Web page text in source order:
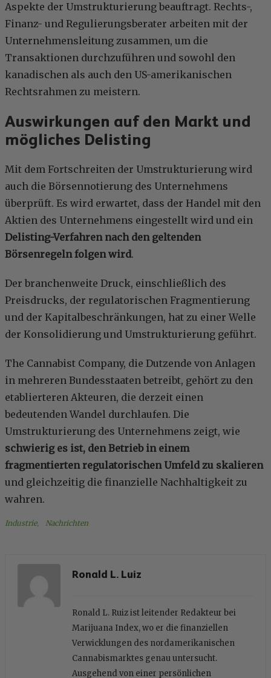
Aspekte der Umstrukturierung beauftragt. Rechts-,
Finanz- und Regulierungsberater arbeiten mit der
Unternehmensleitung zusammen, um die
Transaktionen durchzuführen und sowohl den
kanadischen als auch den US-amerikanischen
Rechtsrahmen zu meistern.
Auswirkungen auf den Markt und
mögliches Delisting
Mit dem Fortschreiten der Umstrukturierung wird
auch die Börsennotierung des Unternehmens
überprüft. Es wird erwartet, dass der Handel mit den
Aktien des Unternehmens eingestellt wird und ein
Delisting-Verfahren nach den geltenden
Börsenregeln folgen wird.
Der branchenweite Druck, einschließlich des
Preisdrucks, der regulatorischen Fragmentierung
und der Kapitalbeschränkungen, hat zu einer Welle
der Konsolidierung und Umstrukturierung geführt.
The Cannabist Company, die Dutzende von Anlagen
in mehreren Bundesstaaten betreibt, gehört zu den
etablierteren Akteuren, die derzeit einen
bedeutenden Wandel durchlaufen. Die
Umstrukturierung des Unternehmens zeigt, wie
schwierig es ist, den Betrieb in einem
fragmentierten regulatorischen Umfeld zu skalieren
und gleichzeitig die finanzielle Nachhaltigkeit zu
wahren.
Industrie, Nachrichten
Ronald L. Luiz
Ronald L. Ruiz ist leitender Redakteur bei
Marijuana Index, wo er die finanziellen
Verwicklungen des nordamerikanischen
Cannabismarktes genau untersucht.
Ausgehend von einer persönlichen